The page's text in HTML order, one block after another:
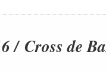
/ Cross de